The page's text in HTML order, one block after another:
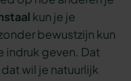
kun je je
bewustzijn kun
geven. Dat
wil je natuurlijk